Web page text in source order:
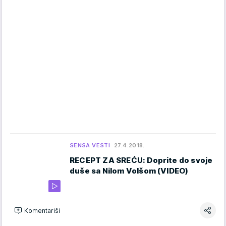
SENSA VESTI 27.4.2018.
RECEPT ZA SREĆU: Doprite do svoje
duše sa Nilom Volšom (VIDEO)
Komentariši